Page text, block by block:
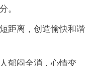
。
距离，创造愉快和谐
郁闷全消，心情变